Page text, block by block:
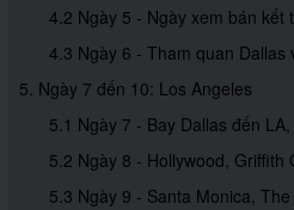
4.2 Ngày 5 - Ngày xem bán kết
4.3 Ngày 6 - Tham quan Dallas
5. Ngày 7 đến 10: Los Angeles
5.1 Ngày 7 - Bay Dallas đến
5.2 Ngày 8 - Hollywood, Griffith
5.3 Ngày 9 - Santa Monica,